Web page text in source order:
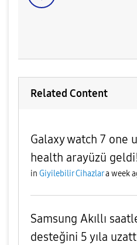
Related Content
Galaxy watch 7 one
health arayüzü
in Giyilebilir Cihazlara week
Samsung Akıllı
desteğini 5 yıla